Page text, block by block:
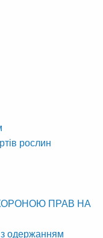
рослин
ПРАВ НА
з одержанням